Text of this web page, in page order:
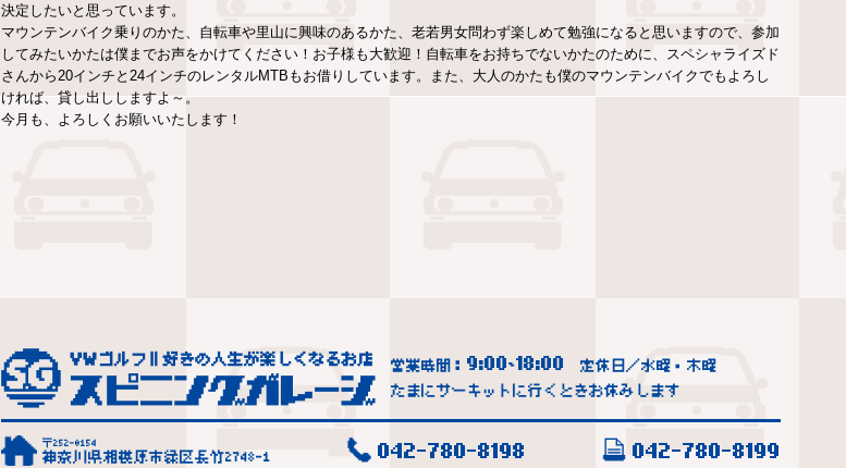
決定したいと思っています。
マウンテンバイク乗りのかた、自転車や里山に興味のあるかた、老若男女問わず楽しめて勉強になると思いますので、参加
してみたいかたは僕までお声をかけてください！お子様も大歓迎！自転車をお持ちでないかたのために、スペシャライズド
さんから20インチと24インチのレンタルMTBもお借りしています。また、大人のかたも僕のマウンテンバイクでもよろし
ければ、貸し出ししますよ～。
今月も、よろしくお願いいたします！
営業時間： 9:00~18:00
定休日／水曜・木曜
たまにサーキットに行くときお休みします
〒252-0154
神奈川県相模原市緑区長竹2748-1 042-780-8198 042-780-8199